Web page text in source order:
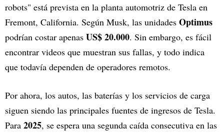
robots" está prevista en la planta automotriz de Tesla en
Fremont, California. Según Musk, las unidades Optimus
podrían costar apenas US$ 20.000. Sin embargo, es fácil
encontrar videos que muestran sus fallas, y todo indica
que todavía dependen de operadores remotos.
Por ahora, los autos, las baterías y los servicios de carga
siguen siendo las principales fuentes de ingresos de Tesla.
Para 2025, se espera una segunda caída consecutiva en las